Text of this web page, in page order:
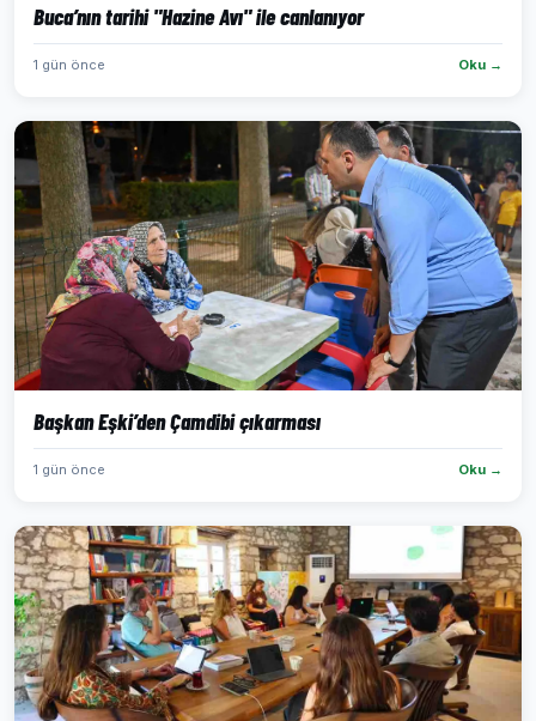
Buca’nın tarihi "Hazine Avı" ile canlanıyor
1 gün önce Oku →
Başkan Eşki’den Çamdibi çıkarması
1 gün önce Oku →